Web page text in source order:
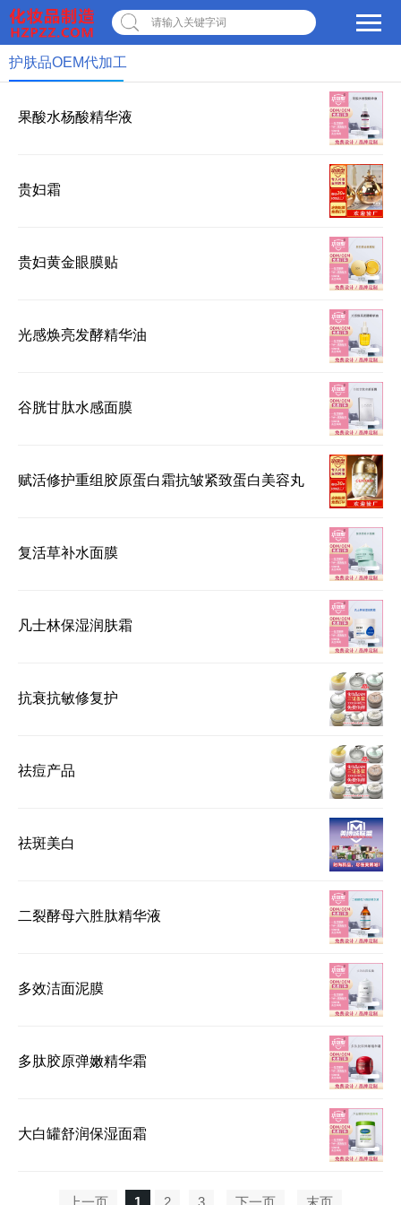
请输入关键字词
护肤品OEM代加工
果酸水杨酸精华液
贵妇霜
贵妇黄金眼膜贴
光感焕亮发酵精华油
谷胱甘肽水感面膜
赋活修护重组胶原蛋白霜抗皱紧致蛋白美容丸
复活草补水面膜
凡士林保湿润肤霜
抗衰抗敏修复护
祛痘产品
祛斑美白
二裂酵母六胜肽精华液
多效洁面泥膜
多肽胶原弹嫩精华霜
大白罐舒润保湿面霜
上一页 1 2 3 下一页 末页
转人工
智能AI客服小美，很高兴
2.联系我们